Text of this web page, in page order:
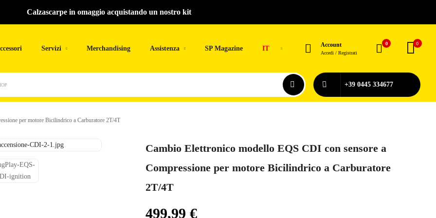
Calzascarpe in omaggio acquistando un nostro kit
Servizi Merchandising Assistenza SP Magazine IT Account
Accedi / Registrati
0 0
+39 0445 334677
per motore Bicilindrico a Carburatore 2T/4T
Cambio Elettronico modello EQS CDI con sensore a
Compressione per motore Bicilindrico a Carburatore
2T/4T
499,99 €